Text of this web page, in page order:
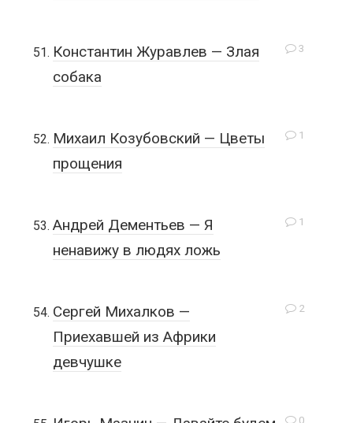
3
Константин Журавлев — Злая
собака
1
Михаил Козубовский — Цветы
прощения
1
Андрей Дементьев — Я
ненавижу в людях ложь
2
Сергей Михалков —
Приехавшей из Африки
девчушке
0